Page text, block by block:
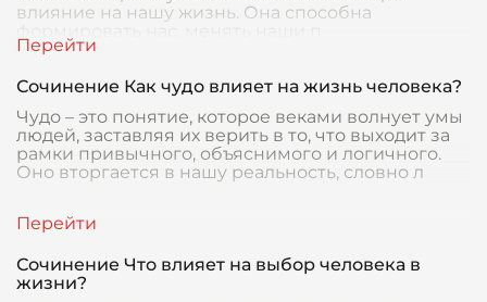
влияние на нашу жизнь. Она способна
Сочинение Как чудо влияет на жизнь человека?
Чудо – это понятие, которое веками волнует умы
людей, заставляя их верить в то, что выходит за
рамки привычного, объяснимого и логичного.
Оно вторгается в нашу реальность, словно л
Сочинение Что влияет на выбор человека в
жизни?